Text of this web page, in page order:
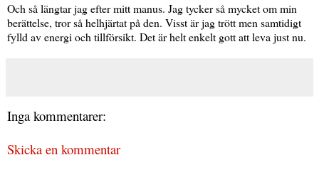
Och så längtar jag efter mitt manus. Jag tycker så mycket om min
berättelse, tror så helhjärtat på den. Visst är jag trött men samtidigt
fylld av energi och tillförsikt. Det är helt enkelt gott att leva just nu.
Inga kommentarer:
Skicka en kommentar